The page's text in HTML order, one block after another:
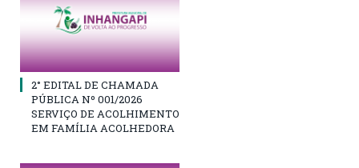
2° EDITAL DE CHAMADA
PÚBLICA Nº 001/2026
SERVIÇO DE ACOLHIMENTO
EM FAMÍLIA ACOLHEDORA